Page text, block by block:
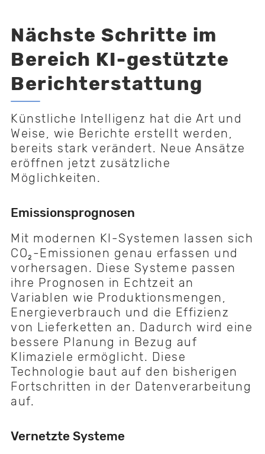
Nächste Schritte im
Bereich KI-gestützte
Berichterstattung
Künstliche Intelligenz hat die Art und
Weise, wie Berichte erstellt werden,
bereits stark verändert. Neue Ansätze
eröffnen jetzt zusätzliche
Möglichkeiten.
Emissionsprognosen
Mit modernen KI-Systemen lassen sich
CO₂-Emissionen genau erfassen und
vorhersagen. Diese Systeme passen
ihre Prognosen in Echtzeit an
Variablen wie Produktionsmengen,
Energieverbrauch und die Effizienz
von Lieferketten an. Dadurch wird eine
bessere Planung in Bezug auf
Klimaziele ermöglicht. Diese
Technologie baut auf den bisherigen
Fortschritten in der Datenverarbeitung
auf.
Vernetzte Systeme